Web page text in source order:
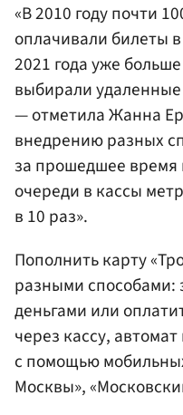
«В 2010 году почти
оплачивали билеты
2021 года уже
выбирали
— отметила Жанна
внедрению разных
за прошедшее время
очереди в кассы
в 10 раз».
Пополнить карту
разными способами:
деньгами или
через кассу,
с помощью
Москвы»,